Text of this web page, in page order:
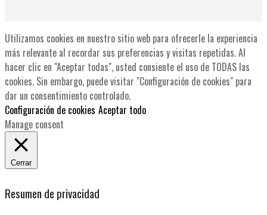
Utilizamos cookies en nuestro sitio web para ofrecerle la experiencia
más relevante al recordar sus preferencias y visitas repetidas. Al
hacer clic en "Aceptar todas", usted consiente el uso de TODAS las
cookies. Sin embargo, puede visitar "Configuración de cookies" para
dar un consentimiento controlado.
Configuración de cookies Aceptar todo
Manage consent
Cerrar
Resumen de privacidad